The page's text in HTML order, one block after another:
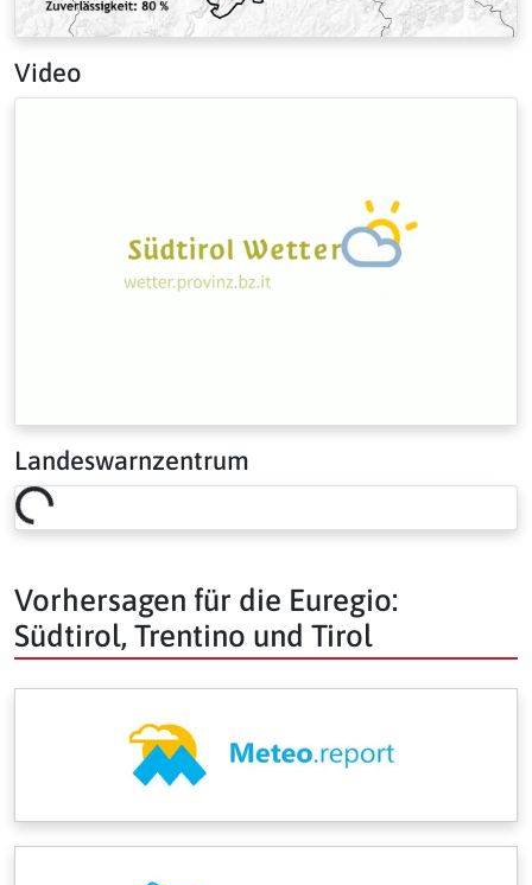
Video
Landeswarnzentrum
Loading risk overview…
Vorhersagen für die Euregio:
Südtirol, Trentino und Tirol